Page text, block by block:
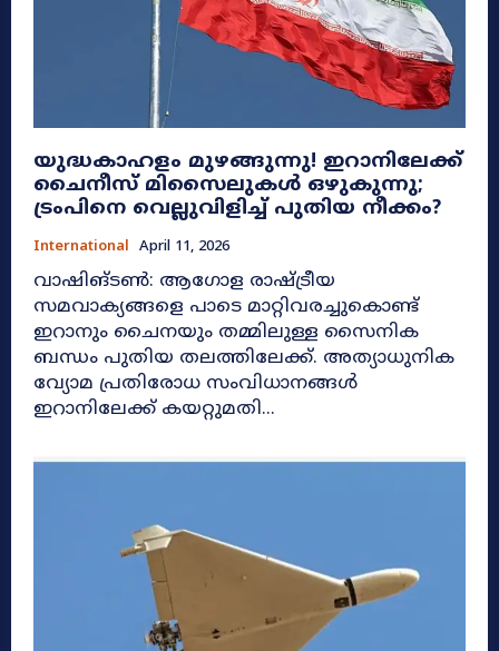
യുദ്ധകാഹളം മുഴങ്ങുന്നു! ഇറാനിലേക്ക്
ചൈനീസ് മിസൈലുകൾ ഒഴുകുന്നു;
ട്രംപിനെ വെല്ലുവിളിച്ച് പുതിയ നീക്കം?
International April 11, 2026
വാഷിങ്ടൺ: ആഗോള രാഷ്ട്രീയ
സമവാക്യങ്ങളെ പാടെ മാറ്റിവരച്ചുകൊണ്ട്
ഇറാനും ചൈനയും തമ്മിലുള്ള സൈനിക
ബന്ധം പുതിയ തലത്തിലേക്ക്. അത്യാധുനിക
വ്യോമ പ്രതിരോധ സംവിധാനങ്ങൾ
ഇറാനിലേക്ക് കയറ്റുമതി...